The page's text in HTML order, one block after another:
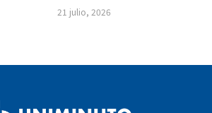
21 julio, 2026